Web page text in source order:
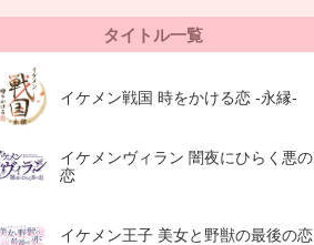
タイトル一覧
イケメン戦国 時をかける恋 -永縁-
イケメンヴィラン 闇夜にひらく悪の
恋
イケメン王子 美女と野獣の最後の恋